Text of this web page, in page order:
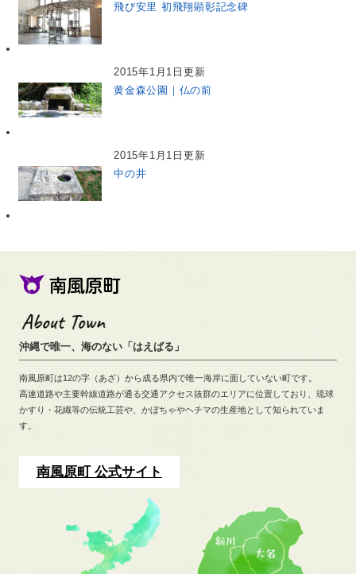
飛び安里 初飛翔顕彰記念碑
2015年1月1日更新
黄金森公園｜仏の前
2015年1月1日更新
中の井
沖縄で唯一、海のない「はえばる」
南風原町は12の字（あざ）から成る県内で唯一海岸に面していない町です。
高速道路や主要幹線道路が通る交通アクセス抜群のエリアに位置しており、 琉球
かすり・花織等の伝統工芸や、 かぼちゃやヘチマの生産地として知られていま
す。
南風原町 公式サイト